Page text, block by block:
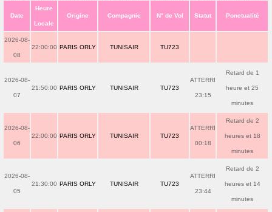
Date
Heure
Locale
Origine Compagnie N° de Vol Statut Ponctualité
2026-08-
08
22:00:00 PARIS ORLY TUNISAIR TU723
2026-08-
07
21:50:00 PARIS ORLY TUNISAIR TU723
ATTERRI
23:15
Retard de 1
heure et 25
minutes
2026-08-
06
22:00:00 PARIS ORLY TUNISAIR TU723
ATTERRI
00:18
Retard de 2
heures et 18
minutes
2026-08-
05
21:30:00 PARIS ORLY TUNISAIR TU723
ATTERRI
23:44
Retard de 2
heures et 14
minutes